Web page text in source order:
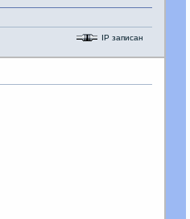
IP записан